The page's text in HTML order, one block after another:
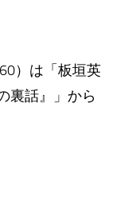
）は「板垣英
裏話』」から